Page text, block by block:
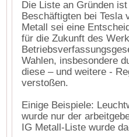
Die Liste an Gründen
Beschäftigten bei Tesla
Metall sei eine
für die Zukunft des
Wahlen, insbesondere
diese – und weitere -
verstoßen.
Einige Beispiele:
wurde nur der
IG Metall-Liste wurde